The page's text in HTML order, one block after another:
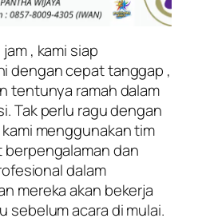
, kami siap
dengan cepat tanggap ,
tentunya ramah dalam
Tak perlu ragu dengan
menggunakan tim
dan
dalam
mereka akan bekerja
sebelum acara di mulai.